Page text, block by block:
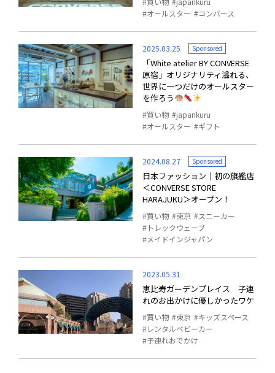
オールスター
コンバース
2025.03.25 Sponsored
「White atelier BY CONVERSE
原宿」オリジナリティ溢れる、
世界に一つだけのオールスター
を作ろう
買い物
japankuru
オールスター
ギフト
2024.08.27 Sponsored
日本ファッション｜初の旗艦店
＜CONVERSE STORE
HARAJUKU＞オープン！
買い物 東京
スニーカー
トレックウェーブ
メイドインジャパン
2023.05.31
恵比寿ガーデンプレイス 子連
れのお出かけに優しかったワケ
買い物 東京
キッズスペース
レンタルベビーカー
子連れおでかけ